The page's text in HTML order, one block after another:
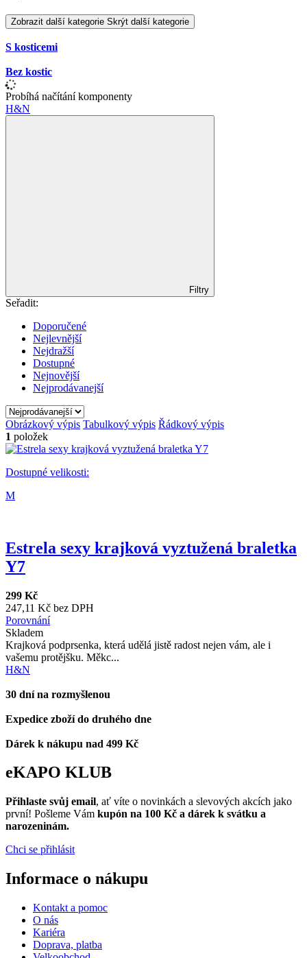
Zobrazit další kategorie Skrýt další kategorie
S kosticemi
Bez kostic
Probíhá načítání komponenty
H&N
Filtry
Seřadit:
Doporučené
Nejlevnější
Nejdražší
Dostupné
Nejnovější
Nejprodávanejší
Obrázkový výpis Tabulkový výpis Řádkový výpis
1 položek
Dostupné velikosti:
M
Estrela sexy krajková vyztužená braletka
Y7
299 Kč
247,11 Kč bez DPH
Porovnání
Skladem
Krajková podprsenka, která udělá jistě radost nejen vám, ale i
vašemu protějšku. Měkc...
H&N
30 dní na rozmyšlenou
Expedice zboží do druhého dne
Dárek k nákupu nad 499 Kč
eKAPO KLUB
Přihlaste svůj email, ať víte o novinkách a slevových akcích jako
první! Pošleme Vám kupón na 100 Kč a dárek k svátku a
narozeninám.
Chci se přihlásit
Informace o nákupu
Kontakt a pomoc
O nás
Kariéra
Doprava, platba